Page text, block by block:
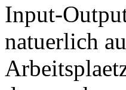
Input-
natuerlich